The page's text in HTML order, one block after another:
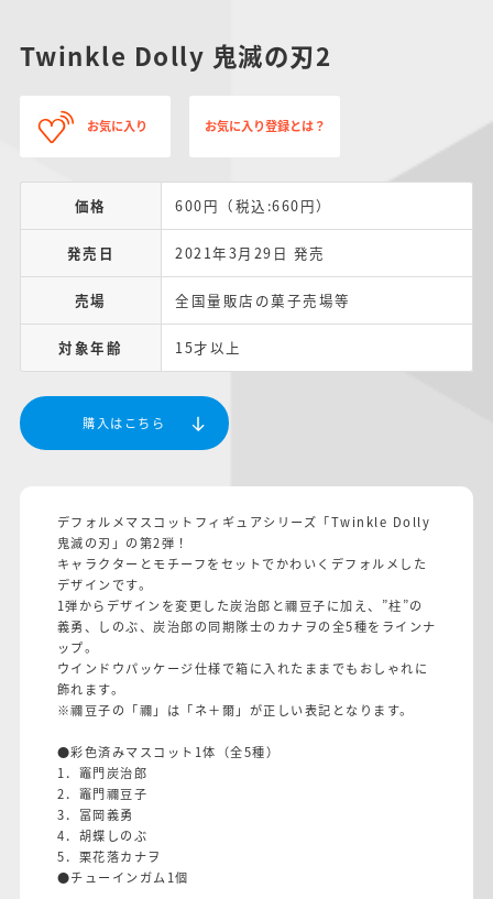
Twinkle Dolly 鬼滅の刃2
お気に入り お気に入り登録とは？
価格 600円（税込:660円）
発売日 2021年3月29日 発売
売場 全国量販店の菓子売場等
対象年齢 15才以上
購入はこちら
デフォルメマスコットフィギュアシリーズ「Twinkle Dolly
鬼滅の刃」の第2弾！
キャラクターとモチーフをセットでかわいくデフォルメした
デザインです。
1弾からデザインを変更した炭治郎と禰豆子に加え、”柱”の
義勇、しのぶ、炭治郎の同期隊士のカナヲの全5種をラインナ
ップ。
ウインドウパッケージ仕様で箱に入れたままでもおしゃれに
飾れます。
※禰豆子の「禰」は「ネ＋爾」が正しい表記となります。
●彩色済みマスコット1体（全5種）
1．竈門炭治郎
2．竈門禰豆子
3．冨岡義勇
4．胡蝶しのぶ
5．栗花落カナヲ
●チューインガム1個